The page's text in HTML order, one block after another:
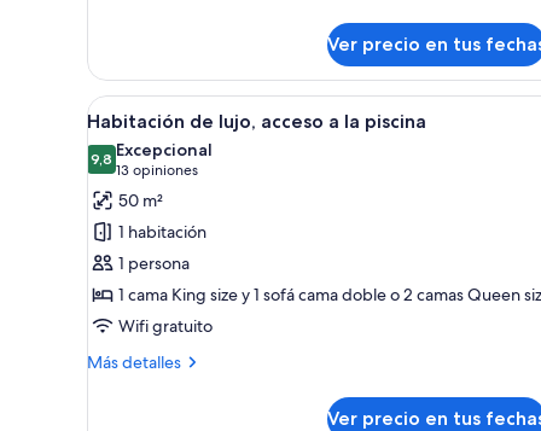
de
lujo,
vista
jardín
Ver precio en tus
Ver
todas
las
fotos
de
Habitación
de
lujo,
acceso
a
Habitación de hotel con dos
18
Habitación de lujo, acceso a la piscina
9,89,8 de 10
Excepcional
13 opiniones
(13
opiniones)
50 m²
1 habitación
1 persona
1 cama King size y 1 sofá cama doble o 2 camas Queen
Wifi gratuito
Más detalles
Más
Ver precio en tus